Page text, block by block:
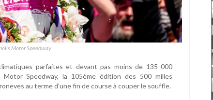
Motor Speedway
parfaites et devant pas moins de 135 000
Speedway, la 105ème édition des 500 milles
au terme d’une fin de course à couper le souffle.